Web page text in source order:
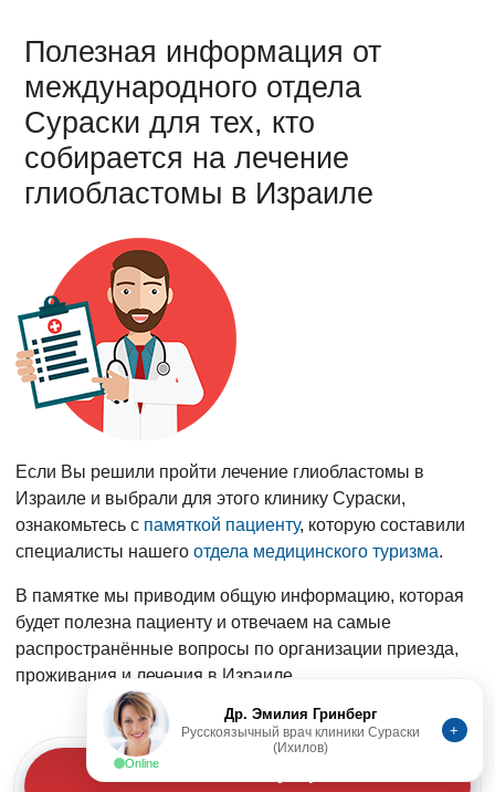
Полезная информация от
международного отдела
Сураски для тех, кто
собирается на лечение
глиобластомы в Израиле
Если Вы решили пройти лечение глиобластомы в
Израиле и выбрали для этого клинику Сураски,
ознакомьтесь с памяткой пациенту, которую составили
специалисты нашегоотдела медицинского туризма.
В памятке мы приводим общую информацию, которая
будет полезна пациенту и отвечаем на самые
распространённые вопросы по организации приезда,
проживания и лечения в Израиле.
Связаться с международным
Online
Русскоязычный врач клиники Сураски
(Ихилов)
+